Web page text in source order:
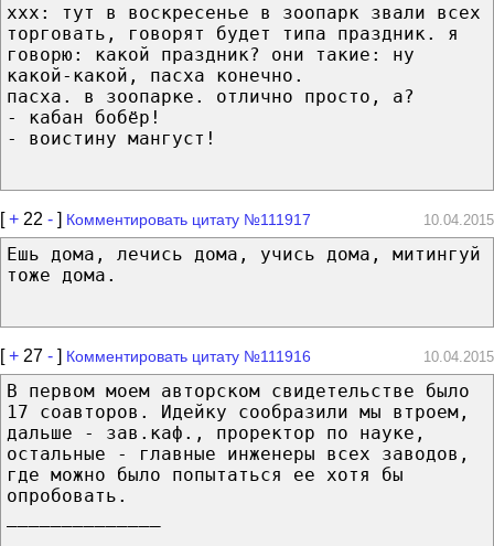
ххх: тут в воскресенье в зоопарк звали всех
торговать, говорят будет типа праздник. я
говорю: какой праздник? они такие: ну
какой-какой, пасха конечно.
пасха. в зоопарке. отлично просто, а?
- кабан бобёр!
- воистину мангуст!
[+ 22 - ] Комментировать цитату №111917 10.04.2015
Ешь дома, лечись дома, учись дома, митингуй
тоже дома.
[+ 27 - ] Комментировать цитату №111916 10.04.2015
В первом моем авторском свидетельстве было
17 соавторов. Идейку сообразили мы втроем,
дальше - зав.каф., проректор по науке,
остальные - главные инженеры всех заводов,
где можно было попытаться ее хотя бы
опробовать.